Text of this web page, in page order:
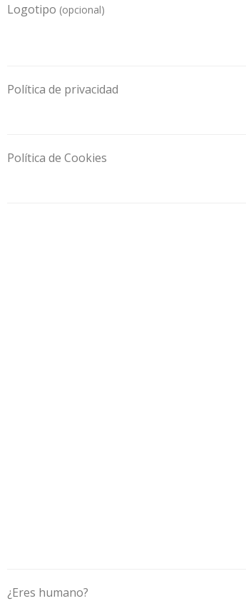
Logotipo (opcional)
Política de privacidad
Política de Cookies
¿Eres humano?